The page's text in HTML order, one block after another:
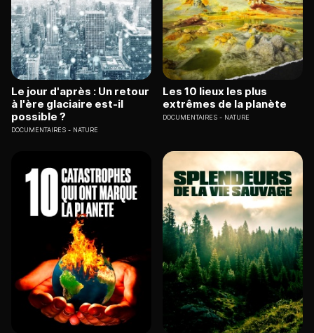
Le jour d'après : Un retour
à l'ère glaciaire est-il
possible ?
DOCUMENTAIRES NATURE
Les 10 lieux les plus
extrêmes de la planète
DOCUMENTAIRES NATURE